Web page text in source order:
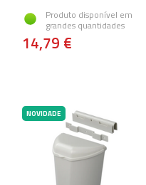
Produto disponível em
grandes quantidades
14,79 €
NOVIDADE